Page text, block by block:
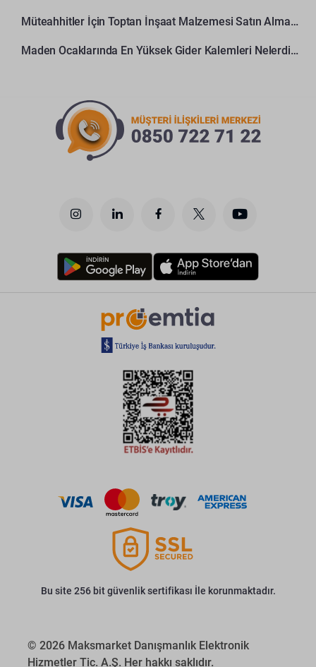
Müteahhitler İçin Toptan İnşaat Malzemesi Satın Alma Rehberi
Maden Ocaklarında En Yüksek Gider Kalemleri Nelerdir?
Bu site 256 bit güvenlik sertifikası İle korunmaktadır.
© 2026 Maksmarket Danışmanlık Elektronik
Hizmetler Tic. A.Ş. Her hakkı saklıdır.